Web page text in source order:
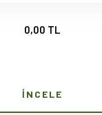
0,00 TL
İNCELE